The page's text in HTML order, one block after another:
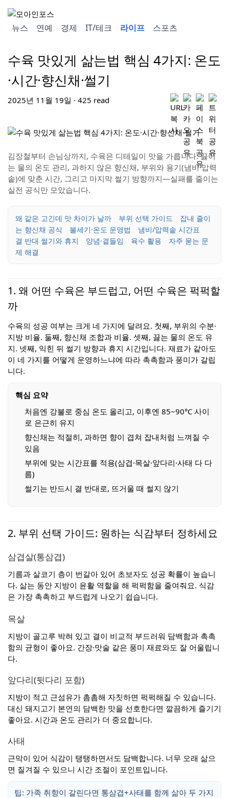
뉴스 연예 경제 IT/테크 라이프 스포츠
수육 맛있게 삶는법 핵심 4가지: 온도
·시간·향신채·썰기
2025년 11월 19일 · 425 read
김장철부터 손님상까지, 수육은 디테일이 맛을 가릅니다. 끓이
는 물의 온도 관리, 과하지 않은 향신채, 부위와 용기(냄비·압력
솥)에 맞춘 시간, 그리고 마지막 썰기 방향까지—실패를 줄이는
실전 공식만 모았습니다.
왜 같은 고긴데 맛 차이가 날까 부위 선택 가이드
잡내 줄이
는 향신채 공식
불세기·온도 운영법
냄비/압력솥 시간표
결 반대 썰기와 휴지
양념·곁들임 육수 활용
자주 묻는 문
제 해결
1. 왜 어떤 수육은 부드럽고, 어떤 수육은 퍽퍽할
까
수육의 성공 여부는 크게 네 가지에 달려요. 첫째, 부위의 수분·
지방 비율. 둘째, 향신채 조합과 비율. 셋째, 끓는 물의 온도 유
지. 넷째, 익힌 뒤 썰기 방향과 휴지 시간입니다. 재료가 같아도
이 네 가지를 어떻게 운영하느냐에 따라 촉촉함과 풍미가 갈립
니다.
핵심 요약
처음엔 강불로 중심 온도 올리고, 이후엔 85~90°C 사이
로 은근히 유지
향신채는 적절히, 과하면 향이 겹쳐 잡내처럼 느껴질 수
있음
부위에 맞는 시간표를 적용(삼겹·목살·앞다리·사태 다 다
름)
썰기는 반드시 결 반대로, 뜨거울 때 썰지 않기
2. 부위 선택 가이드: 원하는 식감부터 정하세요
삼겹살(통삼겹)
기름과 살코기 층이 번갈아 있어 초보자도 성공 확률이 높습니
다. 삶는 동안 지방이 윤활 역할을 해 퍽퍽함을 줄여줘요. 식감
은 가장 촉촉하고 부드럽게 나오기 쉽습니다.
목살
지방이 골고루 박혀 있고 결이 비교적 부드러워 담백함과 촉촉
함의 균형이 좋아요. 간장·맛술 같은 풍미 재료와도 잘 어울립니
다.
앞다리(뒷다리 포함)
지방이 적고 근섬유가 촘촘해 자칫하면 퍽퍽해질 수 있습니다.
대신 돼지고기 본연의 담백한 맛을 선호한다면 깔끔하게 즐기기
좋아요. 시간과 온도 관리가 더 중요합니다.
사태
근막이 있어 식감이 탱탱하면서도 담백합니다. 너무 오래 삶으
면 질겨질 수 있으니 시간 조절이 포인트입니다.
팁: 가족 취향이 갈린다면 통삼겹+사태를 함께 삶아 두 가지